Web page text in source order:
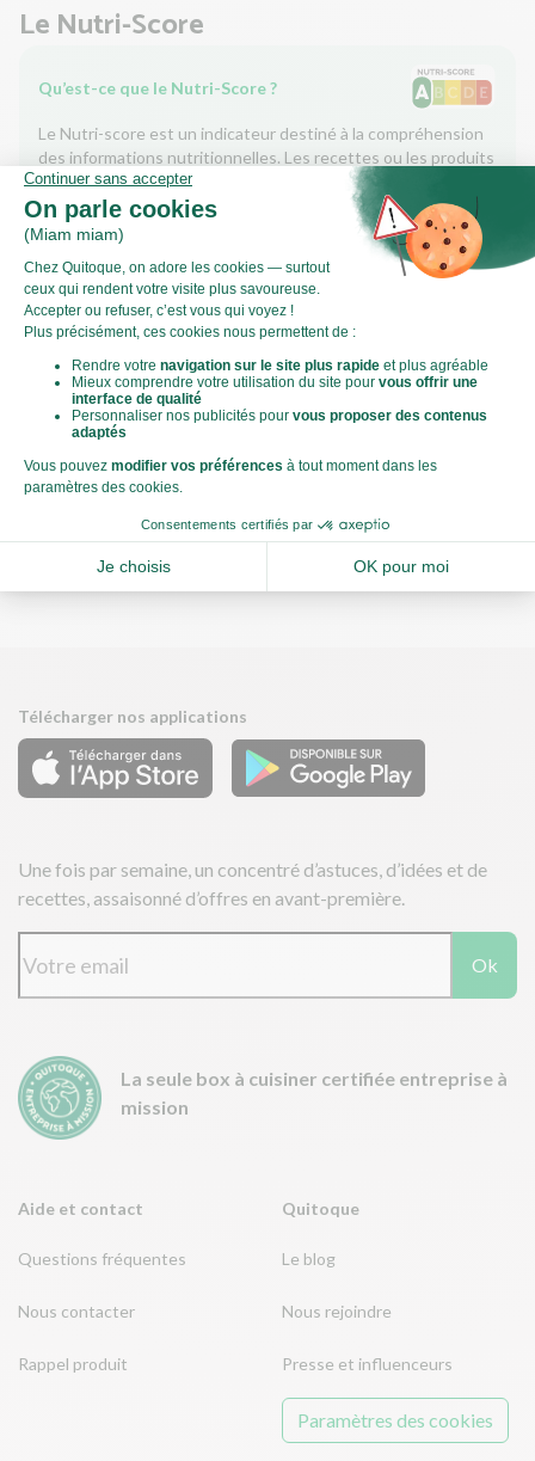
Le Nutri-Score
Qu’est-ce que le Nutri-Score ?
Le Nutri-score est un indicateur destiné à la compréhension
des informations nutritionnelles. Les recettes ou les produits
sont classés de A à E en fonction de leur teneur en aliments à
favoriser (fibres, protéines, fruits, légumes, légumineuses...)
et en aliments à limiter (énergie, acides gras saturés, sucres,
Score calculé par
Le Score Carbone
Qu’est-ce que le score carbone ?
C'est un logo qui vous permet de visualiser l’empreinte
carbone de chaque plat et de faire des choix plus éclairés et
Aide et contact
Questions fréquentes
Nous contacter
Rappel produit
Quitoque
Le blog
Nous rejoindre
Presse et influenceurs
Paramètres des cookies
Télécharger nos applications
Une fois par semaine, un concentré d’astuces, d’idées et de
recettes, assaisonné d’offres en avant-première.
Ok
La seule box à cuisiner certifiée entreprise à
mission